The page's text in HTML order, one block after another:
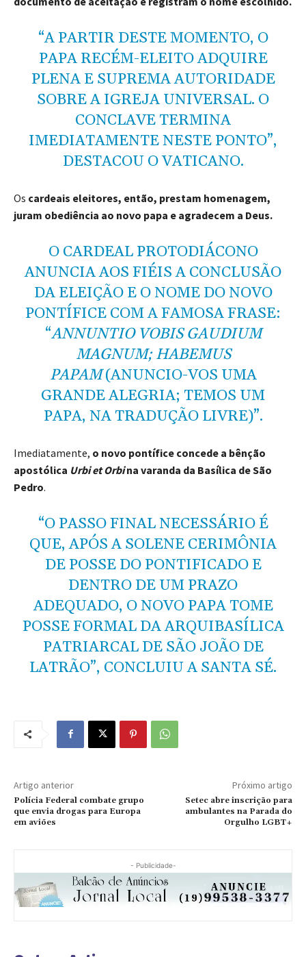
“A PARTIR DESTE MOMENTO, O
PAPA RECÉM-ELEITO ADQUIRE
PLENA E SUPREMA AUTORIDADE
SOBRE A IGREJA UNIVERSAL. O
CONCLAVE TERMINA
IMEDIATAMENTE NESTE PONTO”,
DESTACOU O VATICANO.
Os cardeais eleitores, então, prestam homenagem,
juram obediência ao novo papa e agradecem a Deus.
O CARDEAL PROTODIÁCONO
ANUNCIA AOS FIÉIS A CONCLUSÃO
DA ELEIÇÃO E O NOME DO NOVO
PONTÍFICE COM A FAMOSA FRASE:
“ANNUNTIO VOBIS GAUDIUM
MAGNUM; HABEMUS
PAPAM(ANUNCIO-VOS UMA
GRANDE ALEGRIA; TEMOS UM
PAPA, NA TRADUÇÃO LIVRE)”.
Imediatamente, o novo pontífice concede a bênção
apostólica Urbi et Orbina varanda da Basílica de São
Pedro.
“O PASSO FINAL NECESSÁRIO É
QUE, APÓS A SOLENE CERIMÔNIA
DE POSSE DO PONTIFICADO E
DENTRO DE UM PRAZO
ADEQUADO, O NOVO PAPA TOME
POSSE FORMAL DA ARQUIBASÍLICA
PATRIARCAL DE SÃO JOÃO DE
LATRÃO”, CONCLUIU A SANTA SÉ.
Artigo anterior
Polícia Federal combate grupo
que envia drogas para Europa
em aviões
Próximo artigo
Setec abre inscrição para
ambulantes na Parada do
Orgulho LGBT+
- Publicidade-